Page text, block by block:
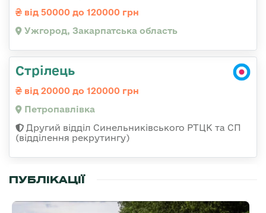
від 50000 до 120000 грн
Ужгород, Закарпатська область
Стрілець
від 20000 до 120000 грн
Петропавлівка
Другий відділ Синельниківського РТЦК та СП
(відділення рекрутингу)
ПУБЛІКАЦІЇ